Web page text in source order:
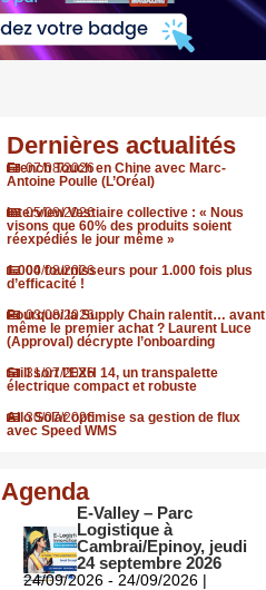
Dernières actualités
07/08/2026
French Touch en Chine avec Marc-
Antoine Poulle (L’Oréal)
05/08/2026
Interview Vestiaire collective : « Nous
visons que 60% des produits soient
réexpédiés le jour même »
04/08/2026
1.000 fournisseurs pour 1.000 fois plus
d’efficacité !
03/08/2026
Pourquoi la Supply Chain ralentit… avant
même le premier achat ? Laurent Luce
(Approval) décrypte l’onboarding
31/07/2026
Still sort l’EXH 14, un transpalette
électrique compact et robuste
30/07/2026
Allo Solar optimise sa gestion de flux
avec Speed WMS
Agenda
E-Valley – Parc
Logistique à
Cambrai/Epinoy, jeudi
24 septembre 2026
24/09/2026 - 24/09/2026 |